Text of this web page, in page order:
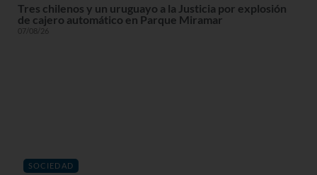
Tres chilenos y un uruguayo a la Justicia por explosión
de cajero automático en Parque Miramar
07/08/26
SOCIEDAD